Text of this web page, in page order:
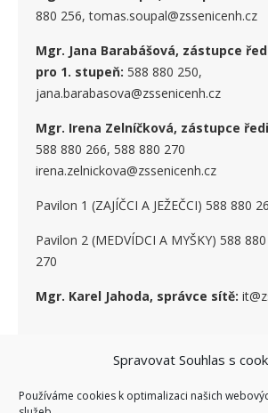
Spravovat Souhlas s
Používáme cookies k optimalizaci našich
880 256, tomas.soupal@zssenicenh.cz
Mgr. Jana Barabášová, zástupce
pro 1. stupeň: 588 880 250,
jana.barabasova@zssenicenh.cz
Mgr. Irena Zelníčková, zástupce
588 880 266, 588 880 270
irena.zelnickova@zssenicenh.cz
Pavilon 1 (ZAJÍČCI A JEŽEČCI) 588 880
Pavilon 2 (MEDVÍDCI A MYŠKY) 588
270
Mgr. Karel Jahoda, správce sítě:
SOCIÁLNÍ SÍTĚ